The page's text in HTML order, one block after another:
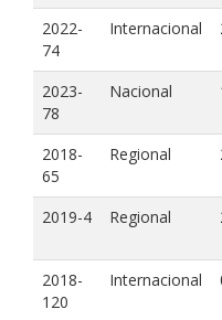
2022-
74
Internacional
2023-
78
Nacional
2018-
65
Regional
2019-4 Regional
2018-
120
Internacional